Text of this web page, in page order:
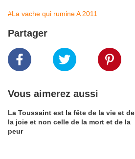
#La vache qui rumine A 2011
Partager
Vous aimerez aussi
La Toussaint est la fête de la vie et de
la joie et non celle de la mort et de la
peur